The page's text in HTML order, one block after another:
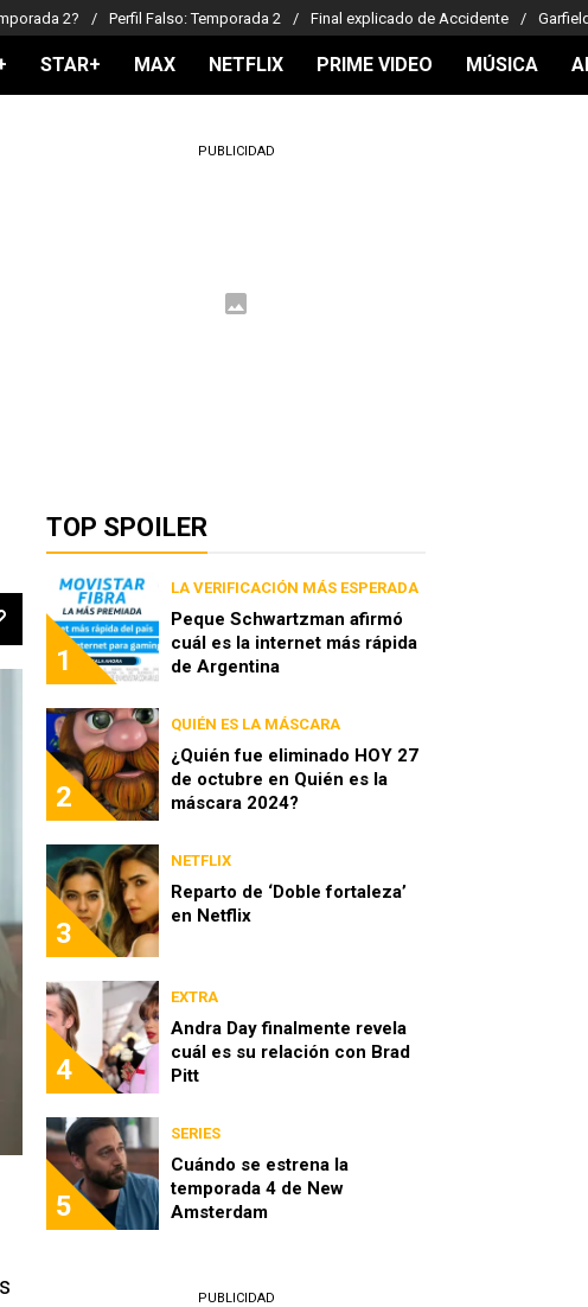
2? Perfil Falso: Temporada 2 Final explicado de Accidente
STAR+ MAX NETFLIX PRIME VIDEO MÚSICA
PUBLICIDAD
TOP SPOILER
1
LA VERIFICACIÓN MÁS ESPERADA
Peque Schwartzman afirmó
cuál es la internet más rápida
de Argentina
2
QUIÉN ES LA MÁSCARA
¿Quién fue eliminado HOY 27
de octubre en Quién es la
máscara 2024?
3
NETFLIX
Reparto de ‘Doble fortaleza’
en Netflix
4
EXTRA
Andra Day finalmente revela
cuál es su relación con Brad
Pitt
5
SERIES
Cuándo se estrena la
temporada 4 de New
Amsterdam
PUBLICIDAD